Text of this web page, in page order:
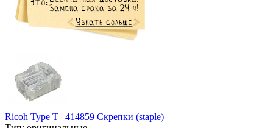
Ricoh Type T | 414859 Скрепки (staple)